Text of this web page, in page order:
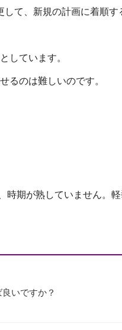
して、新規の計画に着順す
していま す。
るのは難しいのです。
時期が熟していません。
いですか？